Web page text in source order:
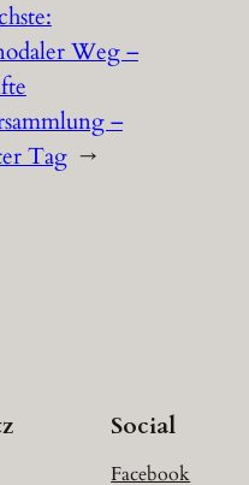
Weg –
–
Tag →
Social
Facebook